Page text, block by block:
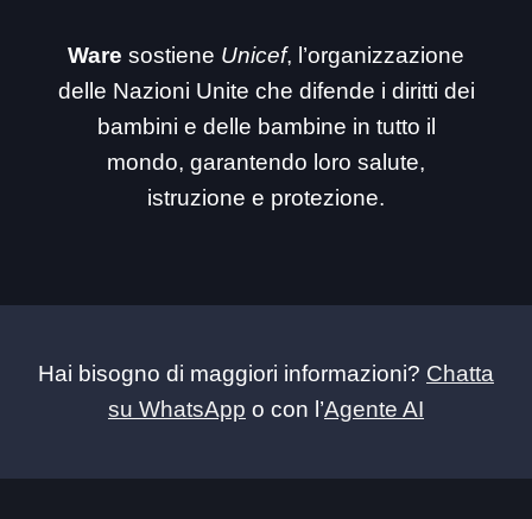
Ware sostiene Unicef, l’organizzazione
delle Nazioni Unite che difende i diritti dei
bambini e delle bambine in tutto il
mondo, garantendo loro salute,
istruzione e protezione.
Hai bisogno di maggiori informazioni? Chatta
su WhatsApp o con l’Agente AI